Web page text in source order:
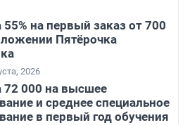
на первый заказ от 700
Пятёрочка
2026
72 000 на высшее
и среднее специальное
в первый год обучения